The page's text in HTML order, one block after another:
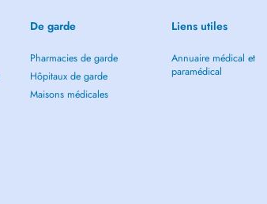
De garde
Pharmacies de garde
Hôpitaux de garde
Maisons médicales
Liens utiles
Annuaire médical et
paramédical